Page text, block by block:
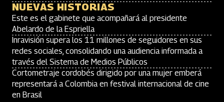
NUEVAS HISTORIAS
Este es el gabinete que acompañará al presidente
Abelardo de la Espriella
Inravisión supera los 11 millones de seguidores en sus
redes sociales, consolidando una audiencia informada a
través del Sistema de Medios Públicos
Cortometraje cordobés dirigido por una mujer emberá
representará a Colombia en festival internacional de cine
en Brasil